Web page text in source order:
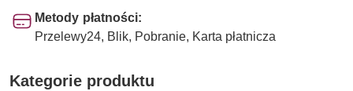
Metody płatności:
Przelewy24, Blik, Pobranie, Karta płatnicza
Kategorie produktu